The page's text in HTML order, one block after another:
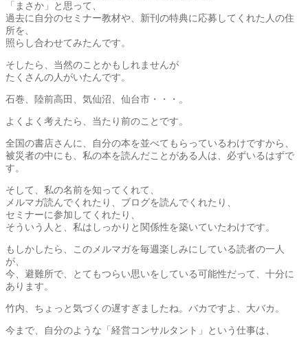
「まさか」と思って、
過去に自分のセミナー教材や、新刊の特典に応募してくれた人の住
所を、
照らし合わせてみたんです。
そしたら、当然のことかもしれませんが
たくさんの人がいたんです。
石巻、陸前高田、気仙沼、仙台市・・・。
よくよく考えたら、当たり前のことです。
全国の書店さんに、自分の本を並べてもらっているわけですから、
被災者の中にも、私の本を読んだことがある人は、必ずいるはずで
す。
そして、私の名前を知ってくれて、
メルマガ読んでくれたり、ブログを読んでくれたり、
セミナーに参加してくれたり、
そういう人と、私はしっかりと関係性を築いていたわけです。
もしかしたら、このメルマガを毎週楽しみにしている読者の一人
が、
今、避難所で、とてもつらい思いをしている可能性だって、十分に
あります。
竹内、ちょっと気づくの遅すぎましたね。バカですよ、大バカ。
今まで、自分のような「経営コンサルタント」という仕事は、